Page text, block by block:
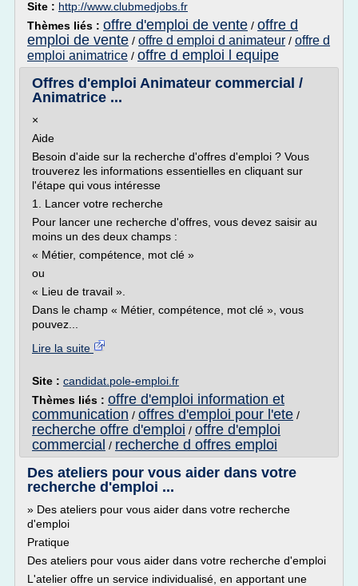
Site : http://www.clubmedjobs.fr
Thèmes liés : offre d'emploi de vente / offre d
emploi de vente / offre d emploi d animateur / offre d
emploi animatrice / offre d emploi l equipe
Offres d'emploi Animateur commercial /
Animatrice ...
×
Aide
Besoin d'aide sur la recherche d'offres d'emploi ? Vous
trouverez les informations essentielles en cliquant sur
l'étape qui vous intéresse
1. Lancer votre recherche
Pour lancer une recherche d'offres, vous devez saisir au
moins un des deux champs :
« Métier, compétence, mot clé »
ou
« Lieu de travail ».
Dans le champ « Métier, compétence, mot clé », vous
pouvez...
Lire la suite
Site : candidat.pole-emploi.fr
Thèmes liés : offre d'emploi information et
communication / offres d'emploi pour l'ete /
recherche offre d'emploi / offre d'emploi
commercial / recherche d offres emploi
Des ateliers pour vous aider dans votre
recherche d'emploi ...
» Des ateliers pour vous aider dans votre recherche
d'emploi
Pratique
Des ateliers pour vous aider dans votre recherche d'emploi
L'atelier offre un service individualisé, en apportant une